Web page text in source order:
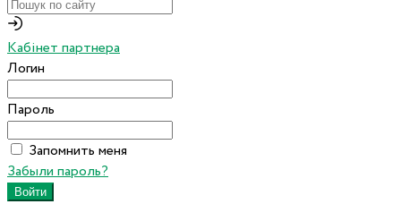
Кабінет партнера
Логин
Пароль
Запомнить меня
Забыли пароль?